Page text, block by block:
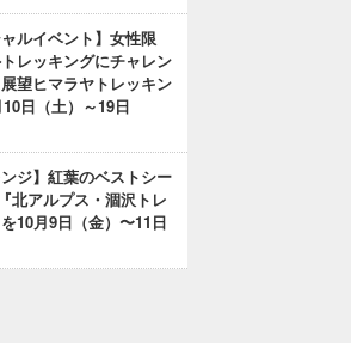
ャルイベント】女性限
レッキングにチャレン
望ヒマラヤトレッキン
日（土）～19日
ンジ】紅葉のベストシー
北アルプス・涸沢トレ
10月9日（金）〜11日